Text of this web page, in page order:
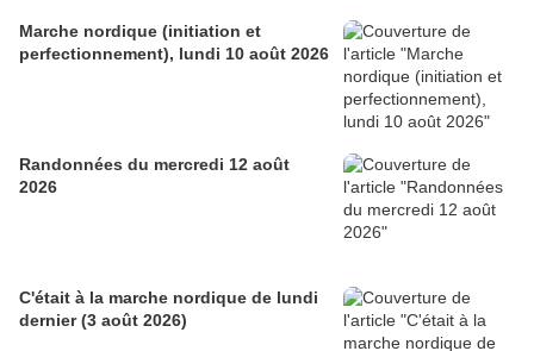
Marche nordique (initiation et
perfectionnement), lundi 10 août 2026
Randonnées du mercredi 12 août
2026
C'était à la marche nordique de lundi
dernier (3 août 2026)